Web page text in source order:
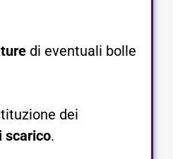
di eventuali bolle
dei
scarico.​